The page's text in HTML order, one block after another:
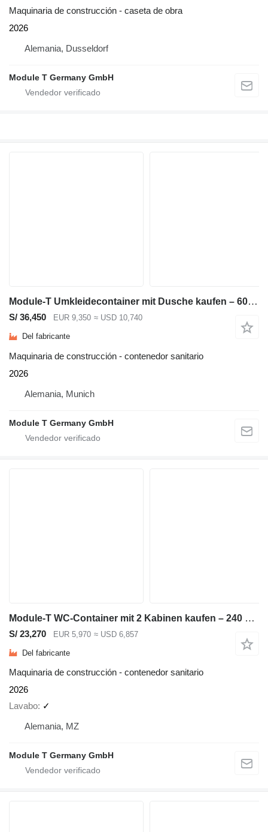
Maquinaria de construcción - caseta de obra
2026
Alemania, Dusseldorf
Module T Germany GmbH
Module-T Umkleidecontainer mit Dusche kaufen – 600 × 240cm, 14,4 m² | NEU
S/ 36,450 EUR 9,350 ≈ USD 10,740
Del fabricante
Maquinaria de construcción - contenedor sanitario
2026
Alemania, Munich
Module T Germany GmbH
Module-T WC-Container mit 2 Kabinen kaufen – 240 × 240 cm | NEU
S/ 23,270 EUR 5,970 ≈ USD 6,857
Del fabricante
Maquinaria de construcción - contenedor sanitario
2026
Lavabo ✓
Alemania, MZ
Module T Germany GmbH